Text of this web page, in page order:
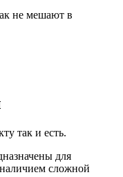
не мешают в
так и есть.
для
сложной